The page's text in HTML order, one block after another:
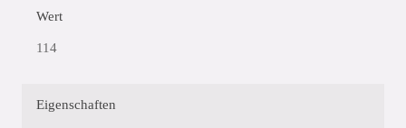
Wert
114
Eigenschaften